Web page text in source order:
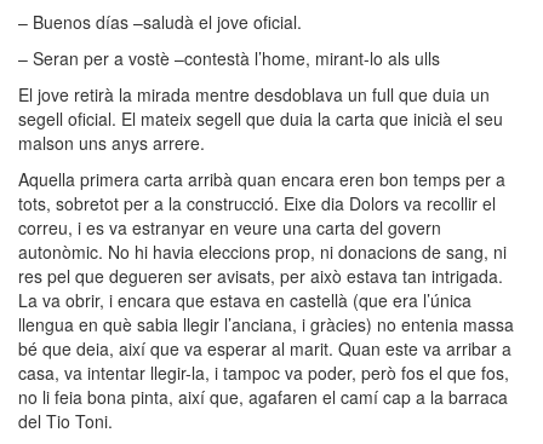
– Buenos días –saludà el jove oficial.
– Seran per a vostè –contestà l’home, mirant-lo als ulls
El jove retirà la mirada mentre desdoblava un full que duia un
segell oficial. El mateix segell que duia la carta que inicià el seu
malson uns anys arrere.
Aquella primera carta arribà quan encara eren bon temps per a
tots, sobretot per a la construcció. Eixe dia Dolors va recollir el
correu, i es va estranyar en veure una carta del govern
autonòmic. No hi havia eleccions prop, ni donacions de sang, ni
res pel que degueren ser avisats, per això estava tan intrigada.
La va obrir, i encara que estava en castellà (que era l’única
llengua en què sabia llegir l’anciana, i gràcies) no entenia massa
bé que deia, així que va esperar al marit. Quan este va arribar a
casa, va intentar llegir-la, i tampoc va poder, però fos el que fos,
no li feia bona pinta, així que, agafaren el camí cap a la barraca
del Tio Toni.